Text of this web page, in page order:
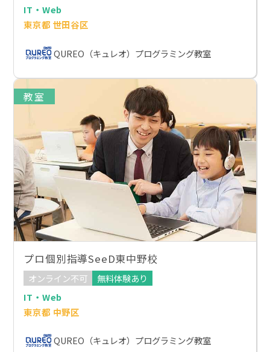
IT・Web
東京都 世田谷区
QUREO（キュレオ）プログラミング教室
教室
プロ個別指導SeeD東中野校
オンライン不可
無料体験あり
IT・Web
東京都 中野区
QUREO（キュレオ）プログラミング教室